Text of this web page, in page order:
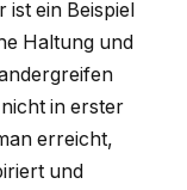
ist ein Beispiel
Haltung und
in erster
erreicht,
und